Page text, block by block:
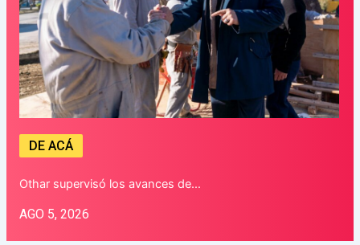
DE ACÁ
Othar supervisó los avances de…
AGO 5, 2026